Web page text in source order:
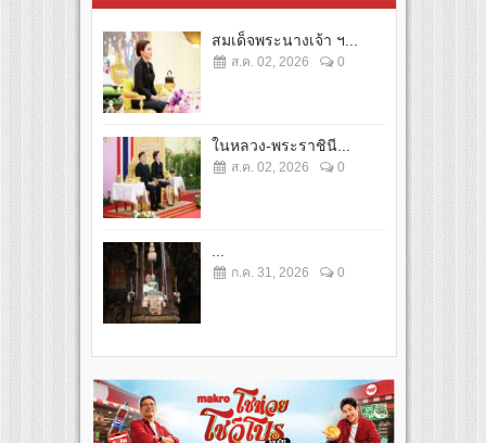
สมเด็จพระนางเจ้า ฯ...
ส.ค. 02, 2026 0
ในหลวง-พระราชินี...
ส.ค. 02, 2026 0
ก.ค. 31, 2026 0